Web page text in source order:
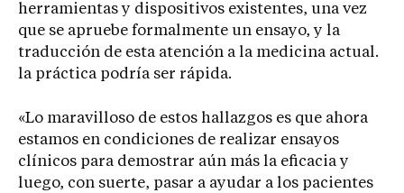
herramientas y dispositivos existentes, una vez
que se apruebe formalmente un ensayo, y la
traducción de esta atención a la medicina actual.
la práctica podría ser rápida.
«Lo maravilloso de estos hallazgos es que ahora
estamos en condiciones de realizar ensayos
clínicos para demostrar aún más la eficacia y
luego, con suerte, pasar a ayudar a los pacientes